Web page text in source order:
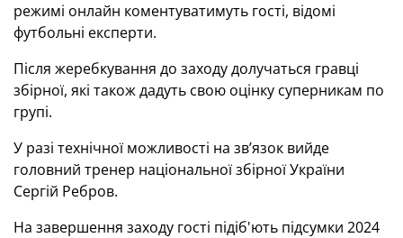
режимі онлайн коментуватимуть гості, відомі
футбольні експерти.
Після жеребкування до заходу долучаться гравці
збірної, які також дадуть свою оцінку суперникам по
групі.
У разі технічної можливості на зв’язок вийде
головний тренер національної збірної України
Сергій Ребров.
На завершення заходу гості підіб'ють підсумки 2024